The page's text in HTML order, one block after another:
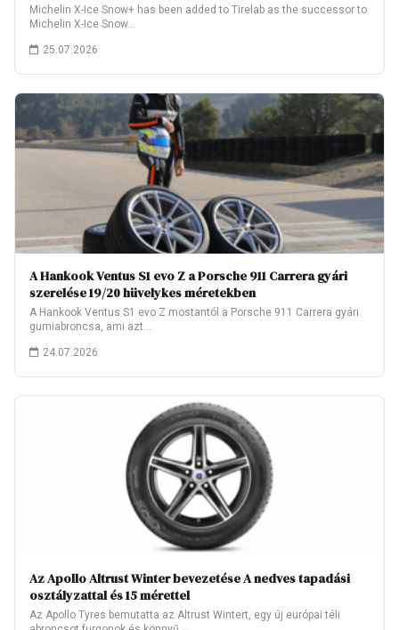
Michelin X-Ice Snow+ has been added to Tirelab as the successor to
Michelin X-Ice Snow…
25.07.2026
A Hankook Ventus S1 evo Z a Porsche 911 Carrera gyári
szerelése 19/20 hüvelykes méretekben
A Hankook Ventus S1 evo Z mostantól a Porsche 911 Carrera gyári
gumiabroncsa, ami azt…
24.07.2026
Az Apollo Altrust Winter bevezetése A nedves tapadási
osztályzattal és 15 mérettel
Az Apollo Tyres bemutatta az Altrust Wintert, egy új európai téli